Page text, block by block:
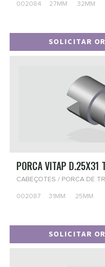
002084 27MM 32MM
SOLICITAR
PORCA VITAP D.25X31
CABEÇOTES / PORCA DE
002087 31MM 25MM
SOLICITAR